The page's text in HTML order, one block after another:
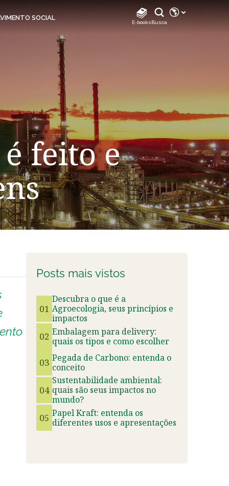
SOCIAL
E-booksBusca
Instagram
Instagram Klabin For You
TikTok
Facebook
LinkedIn
Facebook Klabin For You
YouTube
Spotify
feito e
Posts mais vistos
01
Descubra o que é a
Agroecologia, seus princípios e
impactos
02 Embalagem para delivery:
quais os tipos e como escolher
03 Pegada de Carbono: entenda o
conceito
04
Sustentabilidade ambiental:
quais são seus impactos no
mundo?
05 Papel Kraft: entenda os
diferentes usos e apresentações